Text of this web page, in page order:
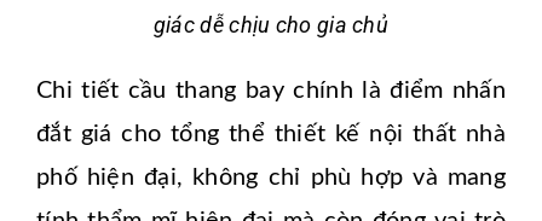
giác dễ chịu cho gia chủ
Chi tiết cầu thang bay chính là điểm nhấn
đắt giá cho tổng thể thiết kế nội thất nhà
phố hiện đại, không chỉ phù hợp và mang